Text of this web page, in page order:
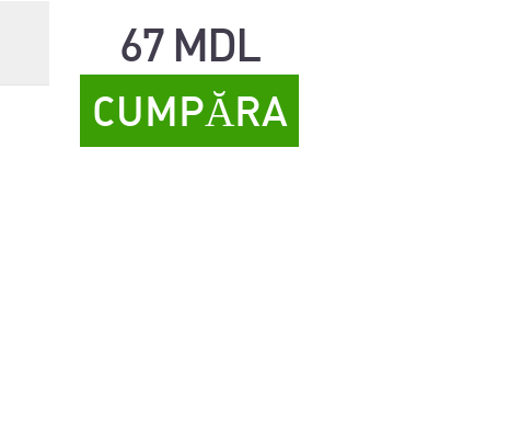
67 MDL
CUMPĂRA